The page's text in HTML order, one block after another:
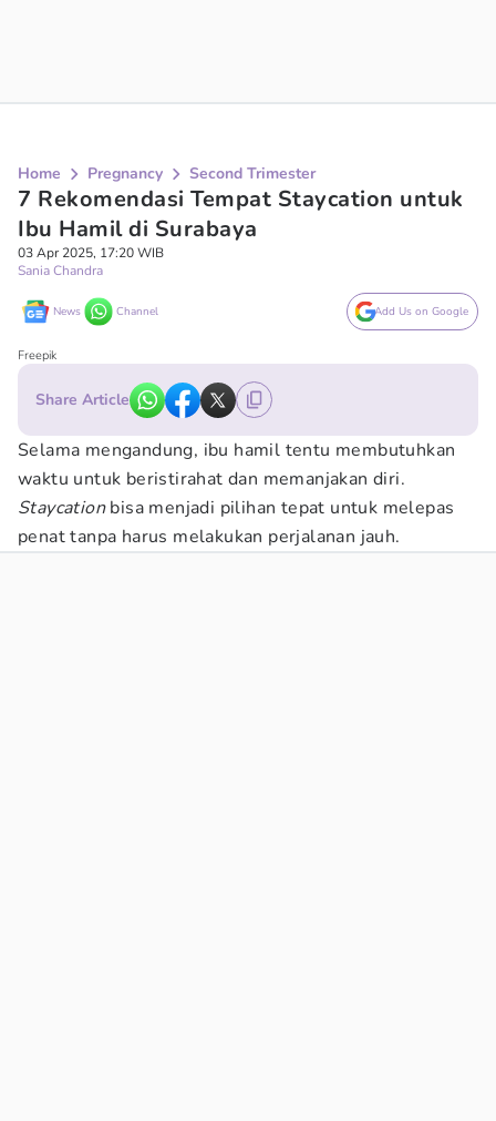
Home Pregnancy Second Trimester
7 Rekomendasi Tempat Staycation untuk
Ibu Hamil di Surabaya
03 Apr 2025, 17:20 WIB
Sania Chandra
News Channel Add Us on Google
Freepik
Share Article
Selama mengandung, ibu hamil tentu membutuhkan
waktu untuk beristirahat dan memanjakan diri.
Staycationbisa menjadi pilihan tepat untuk melepas
penat tanpa harus melakukan perjalanan jauh.